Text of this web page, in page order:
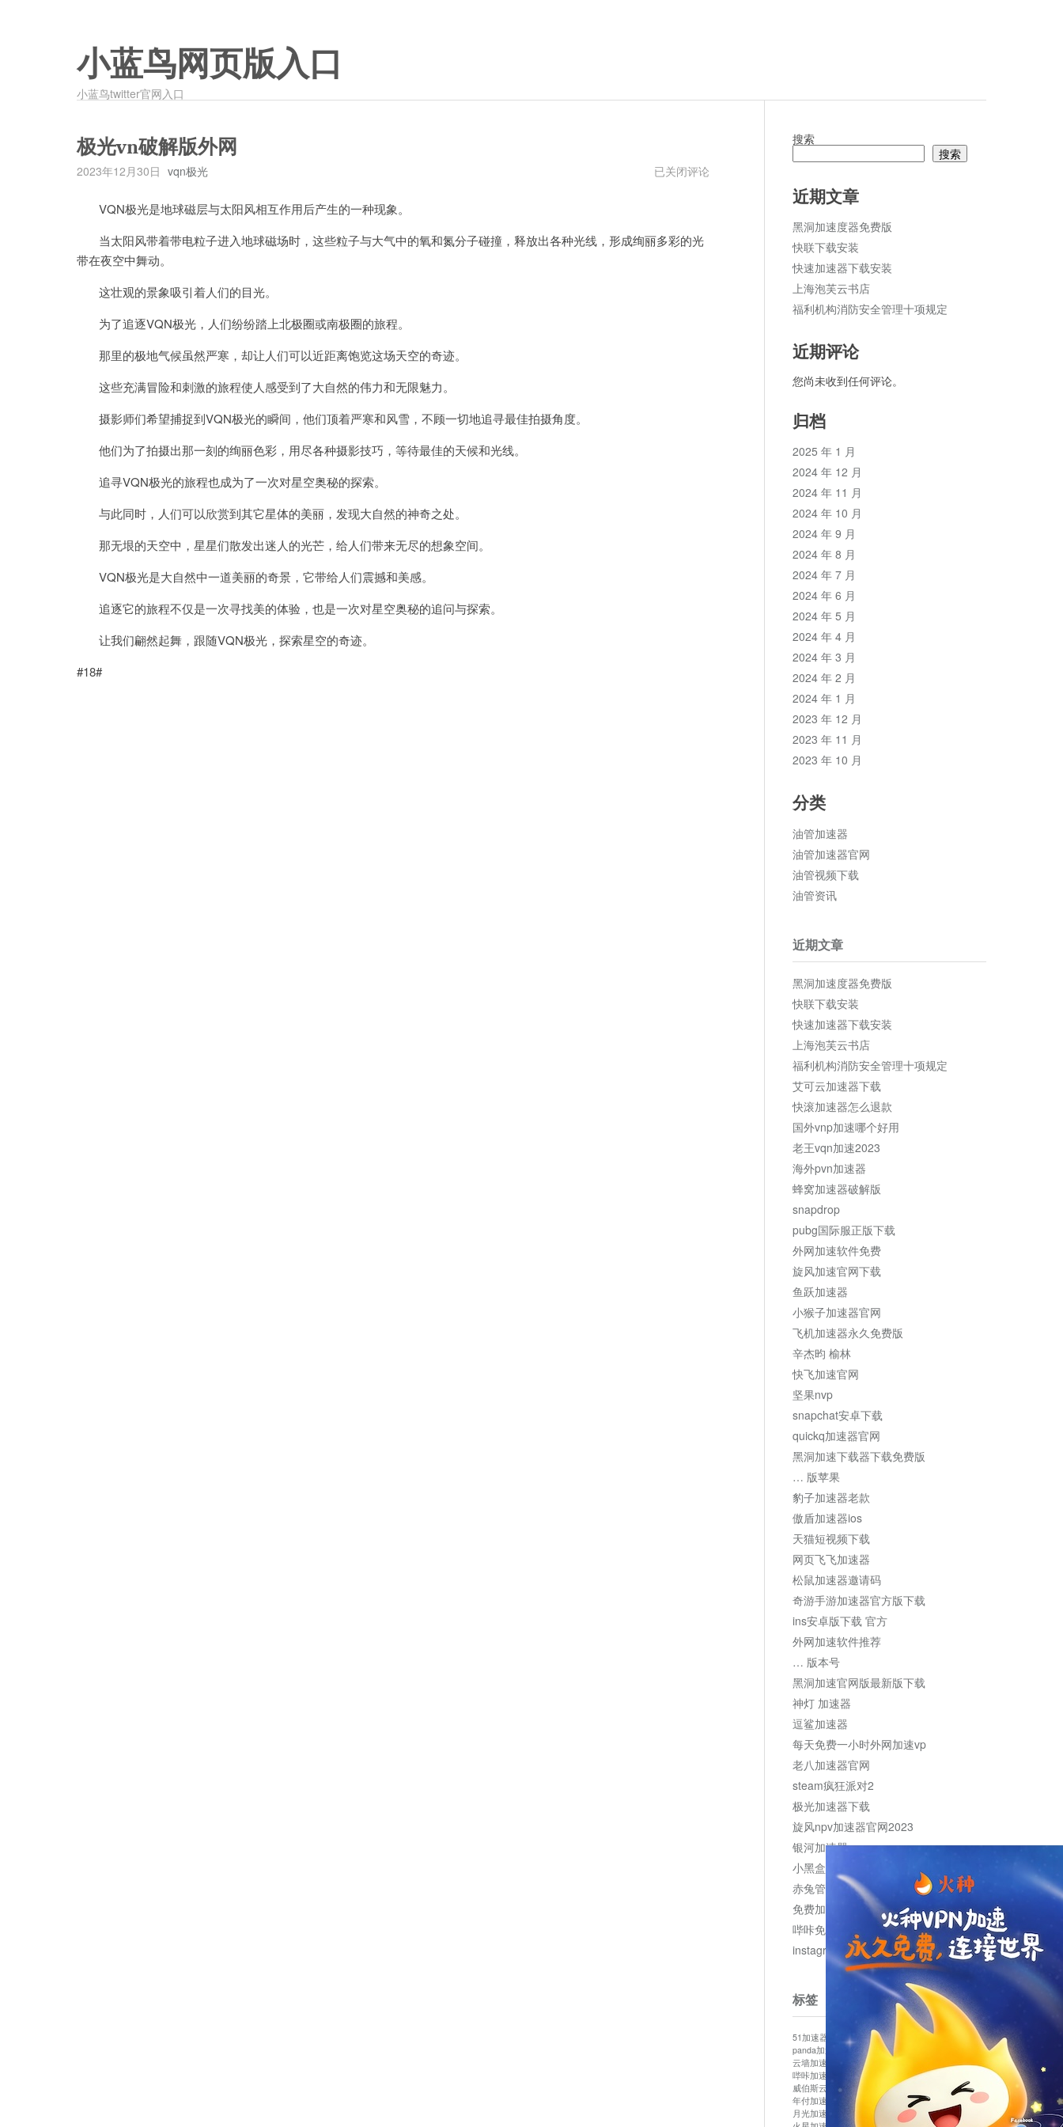
小蓝鸟网页版入口
小蓝鸟twitter官网入口
极光vn破解版外网
2023年12月30日 vqn极光
极
版
外
已关闭评论
VQN极光是地球磁层与太阳风相互作用后产生的一种现象。
当太阳风带着带电粒子进入地球磁场时，这些粒子与大气中的氧和氮分子碰撞，释放出各种光线，形成绚丽多彩的光
带在夜空中舞动。
这壮观的景象吸引着人们的目光。
为了追逐VQN极光，人们纷纷踏上北极圈或南极圈的旅程。
那里的极地气候虽然严寒，却让人们可以近距离饱览这场天空的奇迹。
这些充满冒险和刺激的旅程使人感受到了大自然的伟力和无限魅力。
摄影师们希望捕捉到VQN极光的瞬间，他们顶着严寒和风雪，不顾一切地追寻最佳拍摄角度。
他们为了拍摄出那一刻的绚丽色彩，用尽各种摄影技巧，等待最佳的天候和光线。
追寻VQN极光的旅程也成为了一次对星空奥秘的探索。
与此同时，人们可以欣赏到其它星体的美丽，发现大自然的神奇之处。
那无垠的天空中，星星们散发出迷人的光芒，给人们带来无尽的想象空间。
VQN极光是大自然中一道美丽的奇景，它带给人们震撼和美感。
追逐它的旅程不仅是一次寻找美的体验，也是一次对星空奥秘的追问与探索。
让我们翩然起舞，跟随VQN极光，探索星空的奇迹。
#18#
搜索
搜索
近期文章
黑洞加速度器免费版
快联下载安装
快速加速器下载安装
上海泡芙云书店
福利机构消防安全管理十项规定
近期评论
您尚未收到任何评论。
归档
2025 年 1 月
2024 年 12 月
2024 年 11 月
2024 年 10 月
2024 年 9 月
2024 年 8 月
2024 年 7 月
2024 年 6 月
2024 年 5 月
2024 年 4 月
2024 年 3 月
2024 年 2 月
2024 年 1 月
2023 年 12 月
2023 年 11 月
2023 年 10 月
分类
油管加速器
油管加速器官网
油管视频下载
油管资讯
近期文章
黑洞加速度器免费版
快联下载安装
快速加速器下载安装
上海泡芙云书店
福利机构消防安全管理十项规定
艾可云加速器下载
快滚加速器怎么退款
国外vnp加速哪个好用
老王vqn加速2023
海外pvn加速器
蜂窝加速器破解版
snapdrop
pubg国际服正版下载
外网加速软件免费
旋风加速官网下载
鱼跃加速器
小猴子加速器官网
飞机加速器永久免费版
辛杰昀 榆林
快飞加速官网
坚果nvp
snapchat安卓下载
quickq加速器官网
黑洞加速下载器下载免费版
… 版苹果
豹子加速器老款
傲盾加速器ios
天猫短视频下载
网页飞飞加速器
松鼠加速器邀请码
奇游手游加速器官方版下载
ins安卓版下载 官方
外网加速软件推荐
… 版本号
黑洞加速官网版最新版下载
神灯 加速器
逗鲨加速器
每天免费一小时外网加速vp
老八加速器官网
steam疯狂派对2
极光加速器下载
旋风npv加速器官网2023
银河加速器
小黑盒加速器加速
赤兔管理平台
免费加速器
哔咔免费加速服务器
instagram网页版登录入口
标签
51加速器 bitznet hidecat i7加速器
kuai500
panda加速器
snap加速器 vp加速器
中信加速器
云墙加速器
云速加速器
哔咔加速器
哔咔哔咔加速器 喵云 回锅肉加速器
威伯斯云
小明加速器 小蓝鸟加速器
布谷vp加速器
年付加速器
心阶云 快连 怎么上外网
易飞加速器
月光加速器
机场加速器 松果云 梯子加速器